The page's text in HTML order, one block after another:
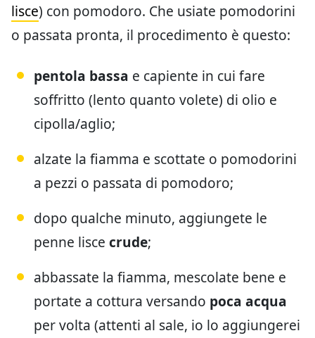
lisce) con pomodoro. Che usiate pomodorini
o passata pronta, il procedimento è questo:
pentola bassa e capiente in cui fare
soffritto (lento quanto volete) di olio e
cipolla/aglio;
alzate la fiamma e scottate o pomodorini
a pezzi o passata di pomodoro;
dopo qualche minuto, aggiungete le
penne lisce crude;
abbassate la fiamma, mescolate bene e
portate a cottura versando poca acqua
per volta (attenti al sale, io lo aggiungerei